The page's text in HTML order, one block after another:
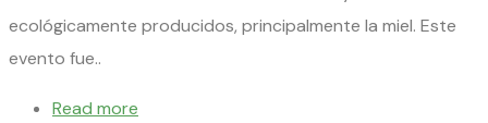
ecológicamente producidos, principalmente la miel. Este
evento fue..
Read more